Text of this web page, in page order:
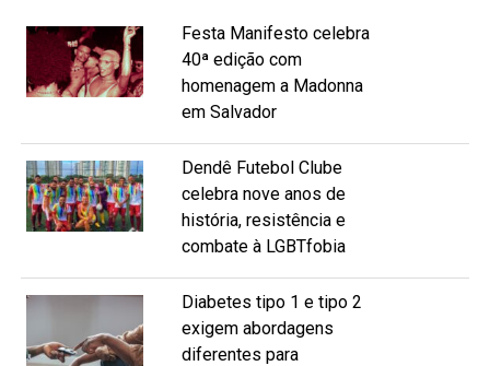
Festa Manifesto celebra
40ª edição com
homenagem a Madonna
em Salvador
Dendê Futebol Clube
celebra nove anos de
história, resistência e
combate à LGBTfobia
Diabetes tipo 1 e tipo 2
exigem abordagens
diferentes para